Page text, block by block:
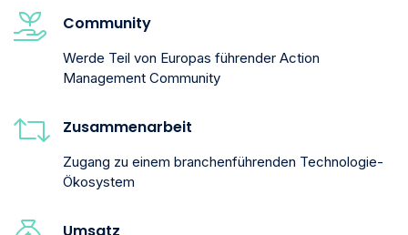
Community
Werde Teil von Europas führender Action
Management Community
Zusammenarbeit
Zugang zu einem branchenführenden Technologie-
Ökosystem